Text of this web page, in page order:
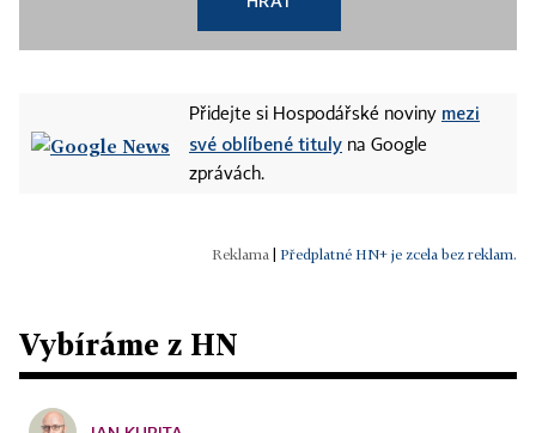
Přidejte si Hospodářské noviny mezi
své oblíbené tituly na Google
zprávách.
Předplatné HN+ je zcela bez reklam.
Vybíráme z HN